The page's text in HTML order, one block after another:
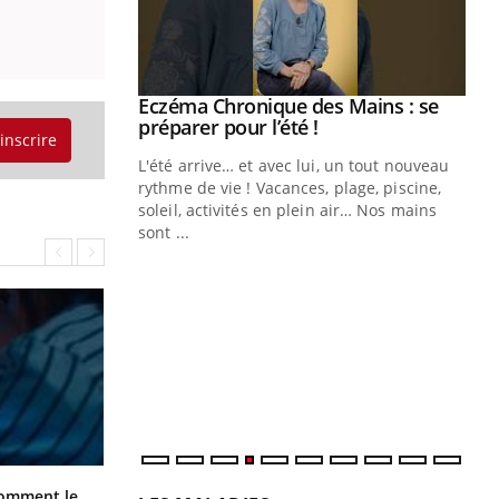
Youtube
Eczéma Chronique des Mains : se
préparer pour l’été !Youtube
L'été arrive… et avec lui, un tout nouveau
rythme de vie ! Vacances, plage, piscine,
soleil, activités en plein air… Nos mains
sont ...